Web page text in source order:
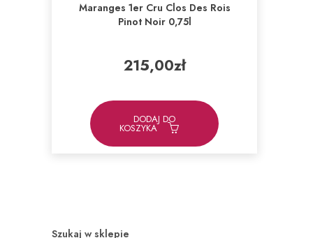
Maranges 1er Cru Clos Des Rois
Pinot Noir 0,75l
215,00zł
DODAJ DO
KOSZYKA
Szukaj w sklepie